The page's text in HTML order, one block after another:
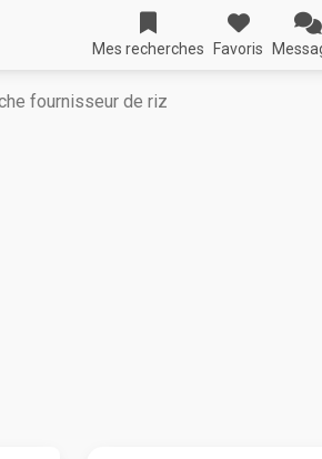
Mes recherches Favoris
fournisseur de riz